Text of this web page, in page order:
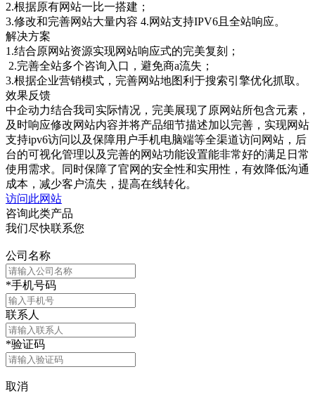
2.根据原有网站一比一搭建；
3.修改和完善网站大量内容 4.网站支持IPV6且全站响应。
解决方案
1.结合原网站资源实现网站响应式的完美复刻；
2.完善全站多个咨询入口，避免商a流失；
3.根据企业营销模式，完善网站地图利于搜索引擎优化抓取。
效果反馈
中企动力结合我司实际情况，完美展现了原网站所包含元素，
及时响应修改网站内容并将产品细节描述加以完善，实现网站
支持ipv6访问以及保障用户手机电脑端等全渠道访问网站，后
台的可视化管理以及完善的网站功能设置能非常好的满足日常
使用需求。同时保障了官网的安全性和实用性，有效降低沟通
成本，减少客户流失，提高在线转化。
访问此网站
咨询此类产品
我们尽快联系您
公司名称
*手机号码
联系人
*验证码
取消